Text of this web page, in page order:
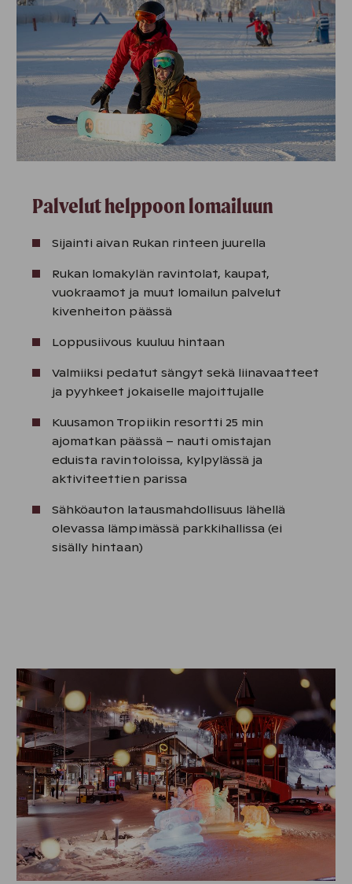
Palvelut helppoon lomailuun
Sijainti aivan Rukan rinteen juurella
Rukan lomakylän ravintolat, kaupat,
vuokraamot ja muut lomailun palvelut
kivenheiton päässä
Loppusiivous kuuluu hintaan
Valmiiksi pedatut sängyt sekä liinavaatteet
ja pyyhkeet jokaiselle majoittujalle
Kuusamon Tropiikin resortti 25 min
ajomatkan päässä – nauti omistajan
eduista ravintoloissa, kylpylässä ja
aktiviteettien parissa
Sähköauton latausmahdollisuus lähellä
olevassa lämpimässä parkkihallissa (ei
sisälly hintaan)